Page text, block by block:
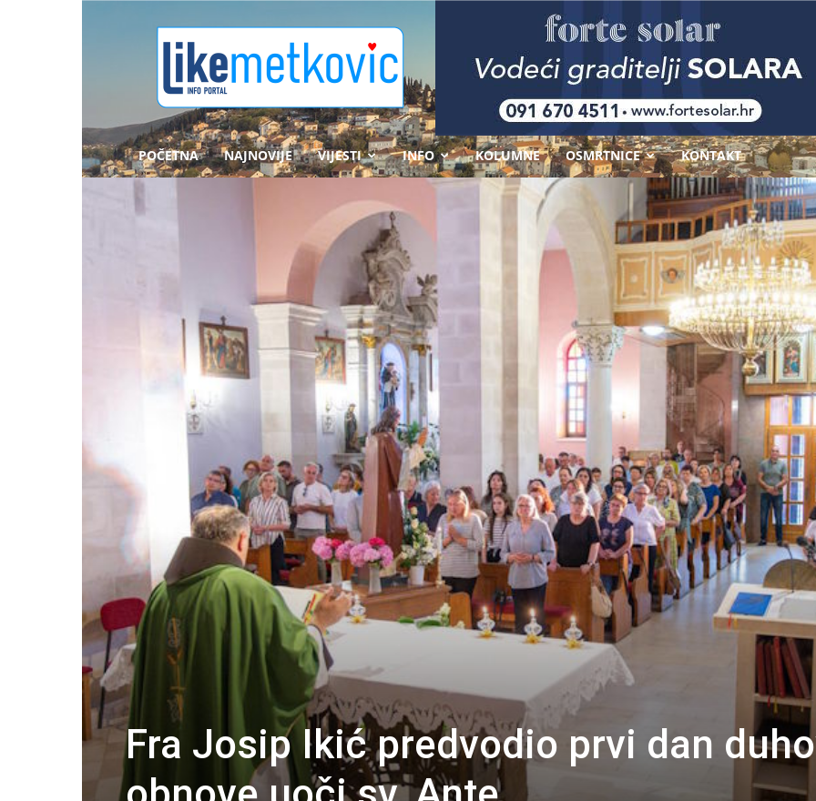
POČETNA NAJNOVIJE VIJESTI INFO KOLUMNE OSMRTNICE KONTAKT
Fra Josip Ikić predvodio prvi dan